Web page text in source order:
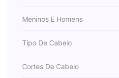
Meninos E Homens
Tipo De Cabelo
Cortes De Cabelo